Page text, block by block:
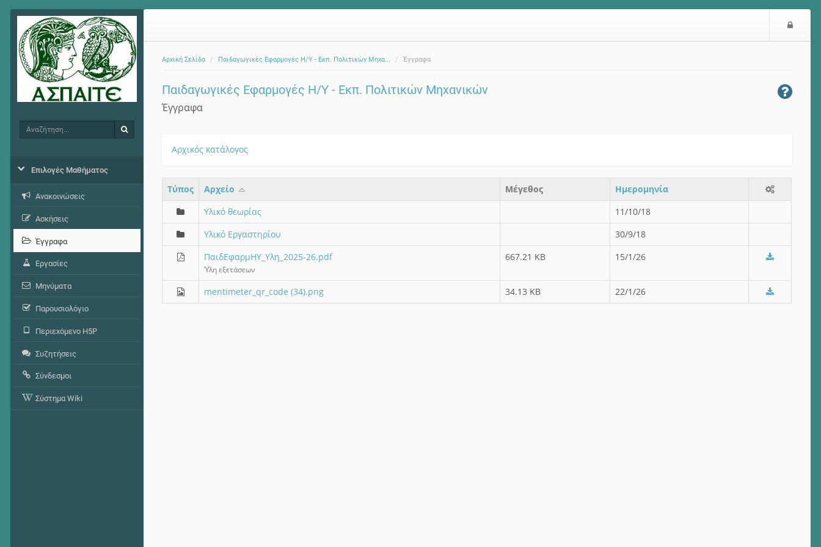
Αρχική Σελίδα Παιδαγωγικές Εφαρμογές Η/Υ - Εκπ. Πολιτικών Μηχα... Έγγραφα
Παιδαγωγικές Εφαρμογές Η/Υ - Εκπ. Πολιτικών Μηχανικών
Έγγραφα
Αρχικός κατάλογος
Τύπος Aρχείο Μέγεθος
Ημερομηνία
Υλικό θεωρίας
11/10/18
Υλικό Εργαστηρίου
30/9/18
ΠαιδΕφαρμΗΥ_Yλη_2025-26.pdf
Ύλη εξετάσεων
667.21 KB 15/1/26
mentimeter_qr_code (34).png 34.13 KB 22/1/26
Αναζήτηση
Επιλογές Μαθήματος
Ανακοινώσεις
Ασκήσεις
Έγγραφα
Εργασίες
Μηνύματα
Παρουσιολόγιο
Περιεχόμενο H5P
Συζητήσεις
Σύνδεσμοι
Σύστημα Wiki